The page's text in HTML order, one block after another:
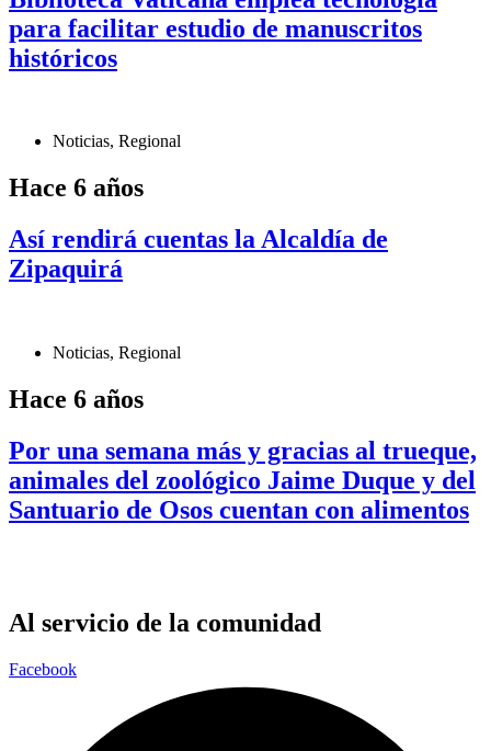
para facilitar estudio de manuscritos
históricos
Noticias, Regional
Hace 6 años
Así rendirá cuentas la Alcaldía de
Zipaquirá
Noticias, Regional
Hace 6 años
Por una semana más y gracias al trueque,
animales del zoológico Jaime Duque y del
Santuario de Osos cuentan con alimentos
Al servicio de la comunidad
Facebook